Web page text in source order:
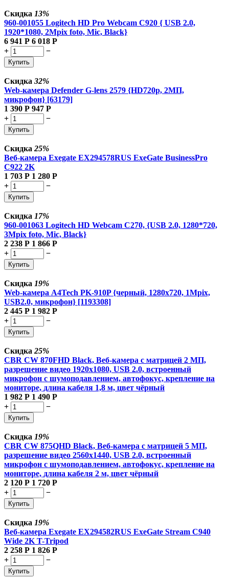
Скидка 13%
960-001055 Logitech HD Pro Webcam C920 { USB 2.0,
1920*1080, 2Mpix foto, Mic, Black}
6 941 Р 6 018 Р
+
−
Купить
Скидка 32%
Web-камера Defender G-lens 2579 {HD720p, 2МП,
микрофон} [63179]
1 390 Р 947 Р
+
−
Купить
Скидка 25%
Веб-камера Exegate EX294578RUS ExeGate BusinessPro
C922 2K
1 703 Р 1 280 Р
+
−
Купить
Скидка 17%
960-001063 Logitech HD Webcam C270, {USB 2.0, 1280*720,
3Mpix foto, Mic, Black}
2 238 Р 1 866 Р
+
−
Купить
Скидка 19%
Web-камера A4Tech PK-910P {черный, 1280x720, 1Mpix,
USB2.0, микрофон} [1193308]
2 445 Р 1 982 Р
+
−
Купить
Скидка 25%
CBR CW 870FHD Black, Веб-камера с матрицей 2 МП,
разрешение видео 1920х1080, USB 2.0, встроенный
микрофон с шумоподавлением, автофокус, крепление на
мониторе, длина кабеля 1,8 м, цвет чёрный
1 982 Р 1 490 Р
+
−
Купить
Скидка 19%
CBR CW 875QHD Black, Веб-камера с матрицей 5 МП,
разрешение видео 2560х1440, USB 2.0, встроенный
микрофон с шумоподавлением, автофокус, крепление на
мониторе, длина кабеля 2 м, цвет чёрный
2 120 Р 1 720 Р
+
−
Купить
Скидка 19%
Веб-камера Exegate EX294582RUS ExeGate Stream C940
Wide 2K T-Tripod
2 258 Р 1 826 Р
+
−
Купить